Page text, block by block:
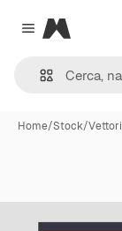
Close menu
Magnific
Home/Stock/Vettori